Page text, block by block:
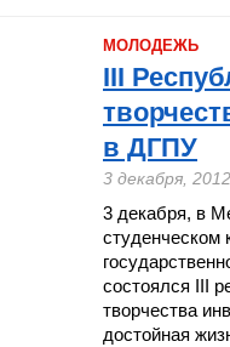
МОЛОДЕЖЬ
III
в ДГПУ
3 декабря, 2012
3 декабря, в
студенческом
состоялся III
творчества
достойная